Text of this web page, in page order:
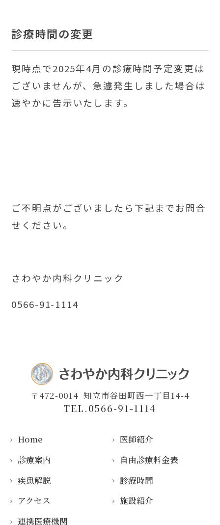
診療時間の変更
現時点で2025年4月の診療時間予定変更は
ございませんが、急遽発生しました場合は
速やかに告示いたします。
ご不明点がございましたら下記までお問合
せください。
さわやか内科クリニック
0566-91-1114
〒472-0014 知立市谷田町西一丁目14-4
TEL.0566-91-1114
Home
医師紹介
診療案内
自由診療料金表
疾患解説
診療時間
アクセス
施設紹介
連携医療機関